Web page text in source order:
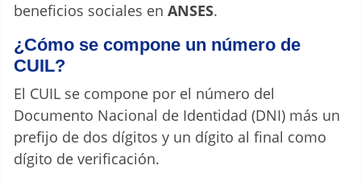
beneficios sociales en ANSES.
¿Cómo se compone un número de
CUIL?
El CUIL se compone por el número del
Documento Nacional de Identidad (DNI) más un
prefijo de dos dígitos y un dígito al final como
dígito de verificación.